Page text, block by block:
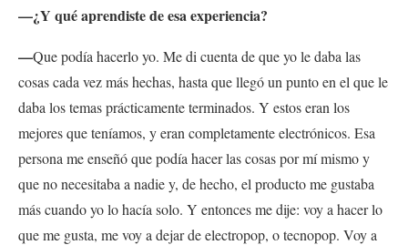
—¿Y qué aprendiste de esa experiencia?
—Que podía hacerlo yo. Me di cuenta de que yo le daba las
cosas cada vez más hechas, hasta que llegó un punto en el que le
daba los temas prácticamente terminados. Y estos eran los
mejores que teníamos, y eran completamente electrónicos. Esa
persona me enseñó que podía hacer las cosas por mí mismo y
que no necesitaba a nadie y, de hecho, el producto me gustaba
más cuando yo lo hacía solo. Y entonces me dije: voy a hacer lo
que me gusta, me voy a dejar de electropop, o tecnopop. Voy a